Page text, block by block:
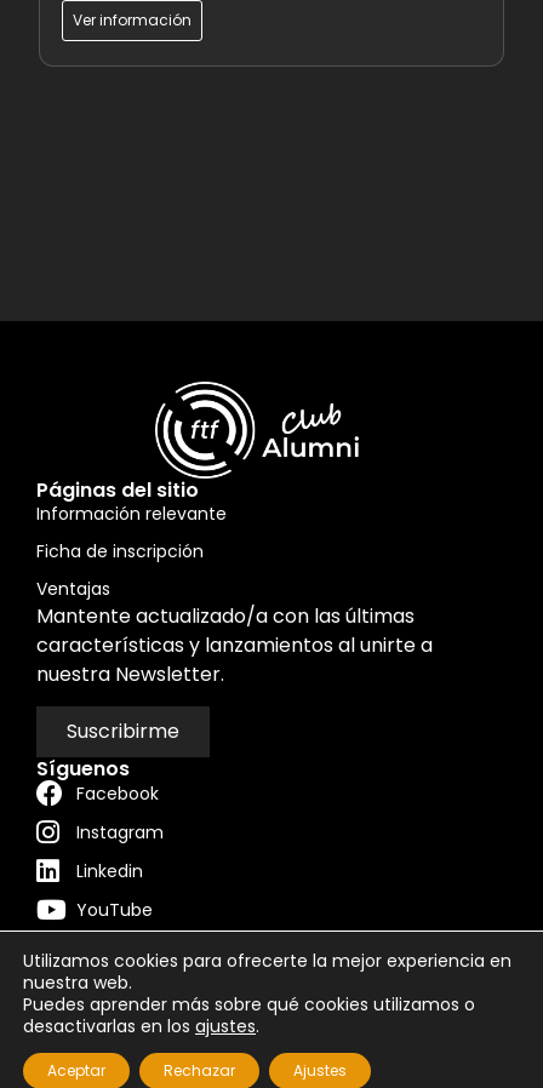
Ver información
Páginas del sitio
Información relevante
Ficha de inscripción
Ventajas
Mantente actualizado/a con las últimas
características y lanzamientos al unirte a
nuestra Newsletter.
Suscribirme
Síguenos
Facebook
Instagram
Linkedin
YouTube
© 2026 Foro Técnico de Formación
Condiciones de usoAviso legal
Utilizamos cookies para ofrecerte la mejor experiencia en
nuestra web.
Puedes aprender más sobre qué cookies utilizamos o
desactivarlas en los ajustes.
Aceptar Rechazar Ajustes